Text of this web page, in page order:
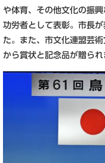
や体育、その他文化の振
功労者として表彰。市長
た。また、市文化連盟芸
から賞状と記念品が贈られ